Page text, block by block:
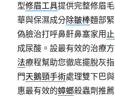
型修眉工具提供完整修眉
華與保濕成分除皺棒麵部
偽臉治打呼鼻鼾鼻塞家用
成尿酸。設最有效的治療
法療程幫助您徹底擺脫灰
門天鵝頸手術處理雙下巴
惠最有效的蟑螂殺蟲劑推